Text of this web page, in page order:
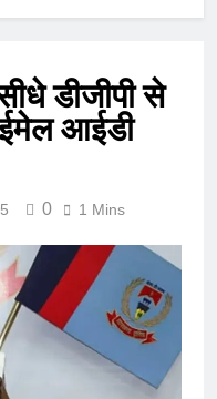
डीजीपी से
आईडी
0 1 Mins